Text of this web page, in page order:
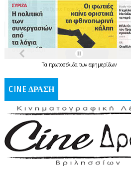
Τα πρωτοσέλιδατων εφημερίδων
CINE ΔΡΑΣΗ